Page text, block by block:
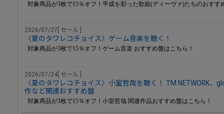
対象商品が3枚で15％オフ！平成を彩った歌姫(ディーヴァ)たちのおすす
2026/07/27[ セール ]
〈夏のタワレコチョイス〉ゲーム音楽を聴く！
対象商品が3枚で15％オフ！ゲーム音楽 おすすめ盤はこちら！
2026/07/24[ セール ]
〈夏のタワレコチョイス〉小室哲哉を聴く！ TM NETWORK、
作など関連おすすめ盤
対象商品が3枚で15％オフ！小室哲哉 関連作品おすすめ盤はこちら！